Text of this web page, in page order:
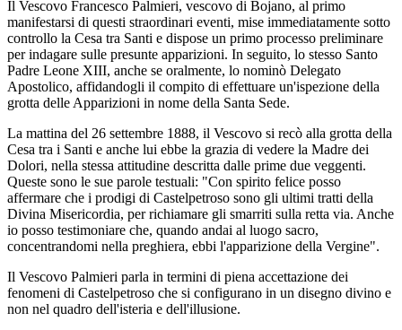
Il Vescovo Francesco Palmieri, vescovo di Bojano, al primo
manifestarsi di questi straordinari eventi, mise immediatamente sotto
controllo la Cesa tra Santi e dispose un primo processo preliminare
per indagare sulle presunte apparizioni. In seguito, lo stesso Santo
Padre Leone XIII, anche se oralmente, lo nominò Delegato
Apostolico, affidandogli il compito di effettuare un'ispezione della
grotta delle Apparizioni in nome della Santa Sede.
La mattina del 26 settembre 1888, il Vescovo si recò alla grotta della
Cesa tra i Santi e anche lui ebbe la grazia di vedere la Madre dei
Dolori, nella stessa attitudine descritta dalle prime due veggenti.
Queste sono le sue parole testuali: "Con spirito felice posso
affermare che i prodigi di Castelpetroso sono gli ultimi tratti della
Divina Misericordia, per richiamare gli smarriti sulla retta via. Anche
io posso testimoniare che, quando andai al luogo sacro,
concentrandomi nella preghiera, ebbi l'apparizione della Vergine".
Il Vescovo Palmieri parla in termini di piena accettazione dei
fenomeni di Castelpetroso che si configurano in un disegno divino e
non nel quadro dell'isteria e dell'illusione.